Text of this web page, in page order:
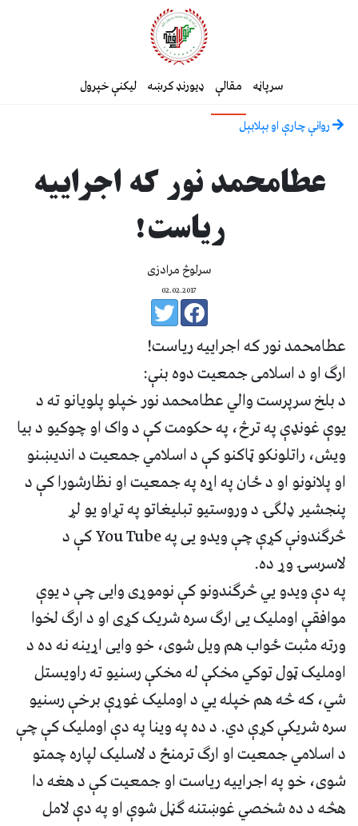
سرپاڼه مقالې ډیورنډ کرښه لیکنې خپرول
روانې چارې او بېلابېل
عطامحمد نور که اجراییه
ریاست!
سرلوڅ مرادزی
02.02.2017
عطامحمد نور که اجراییه ریاست!
ارګ او د اسلامی جمعیت دوه بنې:
د بلخ سرپرست والي عطامحمد نور خپلو پلویانو ته د
یوې غونډې په ترڅ، په حکومت کې د واک او چوکیو د بیا
ویش، راتلونکو ټاکنو کې د اسلامي جمعیت د اندیښنو
او پلانونو او د ځان په اړه په جمعیت او نظارشورا کې د
پنجشیر ډلګۍ د وروستیو تبلیغاتو په تړاو یو لړ
څرګندونې کړې چې ویدو يی په You Tube کې د
لاسرسۍ وړ ده.
په دې ویدو يي څرګندونو کې نوموړی وايی چې د یوې
موافقې اوملیک يی ارګ سره شریک کړی او د ارګ لخوا
ورته مثبت ځواب هم ویل شوی، خو وايی اړینه نه ده د
اوملیک ټول توکي مخکې له مخکې رسنیو ته راویستل
شي، که څه هم خپله يي د اوملیک غوړې برخې رسنیو
سره شریکې کړې دي. د ده په وینا په دې اوملیک کې چې
د اسلامي جمعیت او ارګ ترمنځ د لاسلیک لپاره چمتو
شوی، خو په اجراییه ریاست او جمعیت کې د هغه دا
هڅه د ده شخصي غوښتنه ګڼل شوې او په دې لامل